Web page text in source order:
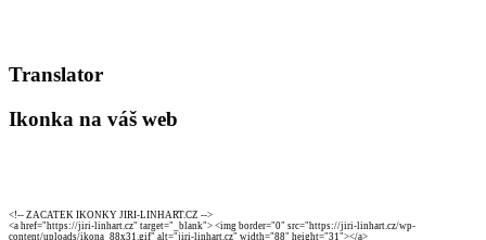
Translator
Ikonka na váš web
<!-- ZACATEK IKONKY JIRI-LINHART.CZ -->
<a href="https://jiri-linhart.cz" target="_blank"> <img border="0" src="https://jiri-linhart.cz/wp-
content/uploads/ikona_88x31.gif" alt="jiri-linhart.cz" width="88" height="31"></a>